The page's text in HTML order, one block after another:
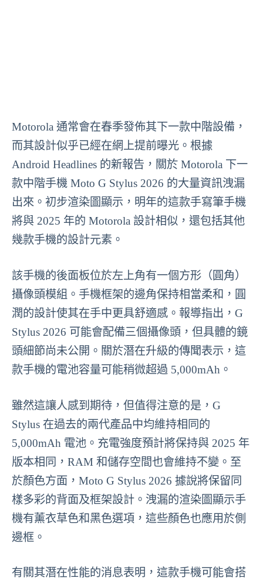
Motorola 通常會在春季發佈其下一款中階設備，
而其設計似乎已經在網上提前曝光。根據
Android Headlines 的新報告，關於 Motorola 下一
款中階手機 Moto G Stylus 2026 的大量資訊洩漏
出來。初步渲染圖顯示，明年的這款手寫筆手機
將與 2025 年的 Motorola 設計相似，還包括其他
幾款手機的設計元素。
該手機的後面板位於左上角有一個方形（圓角）
攝像頭模組。手機框架的邊角保持相當柔和，圓
潤的設計使其在手中更具舒適感。報導指出，G
Stylus 2026 可能會配備三個攝像頭，但具體的鏡
頭細節尚未公開。關於潛在升級的傳聞表示，這
款手機的電池容量可能稍微超過 5,000mAh。
雖然這讓人感到期待，但值得注意的是，G
Stylus 在過去的兩代產品中均維持相同的
5,000mAh 電池。充電強度預計將保持與 2025 年
版本相同，RAM 和儲存空間也會維持不變。至
於顏色方面，Moto G Stylus 2026 據說將保留同
樣多彩的背面及框架設計。洩漏的渲染圖顯示手
機有薰衣草色和黑色選項，這些顏色也應用於側
邊框。
有關其潛在性能的消息表明，這款手機可能會搭